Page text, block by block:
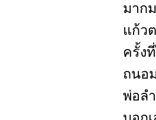
มาก
แก้ว
ครั้ง
ถนอ
พ่อล